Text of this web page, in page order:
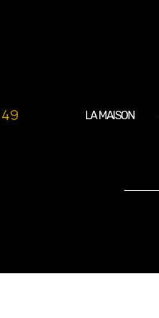
LA MAISON